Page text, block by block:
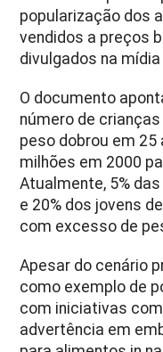
popularização dos
vendidos a preços
divulgados na
O documento
número de
peso dobrou em
milhões em 2000
Atualmente, 5%
e 20% dos jovens
com excesso de
Apesar do cenário
como exemplo de
com iniciativas
advertência em